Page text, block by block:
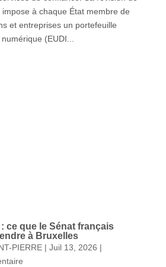
à chaque État membre de
et entreprises un portefeuille
(EUDI...
ce que le Sénat français
à Bruxelles
PIERRE| Juil 13, 2026 |